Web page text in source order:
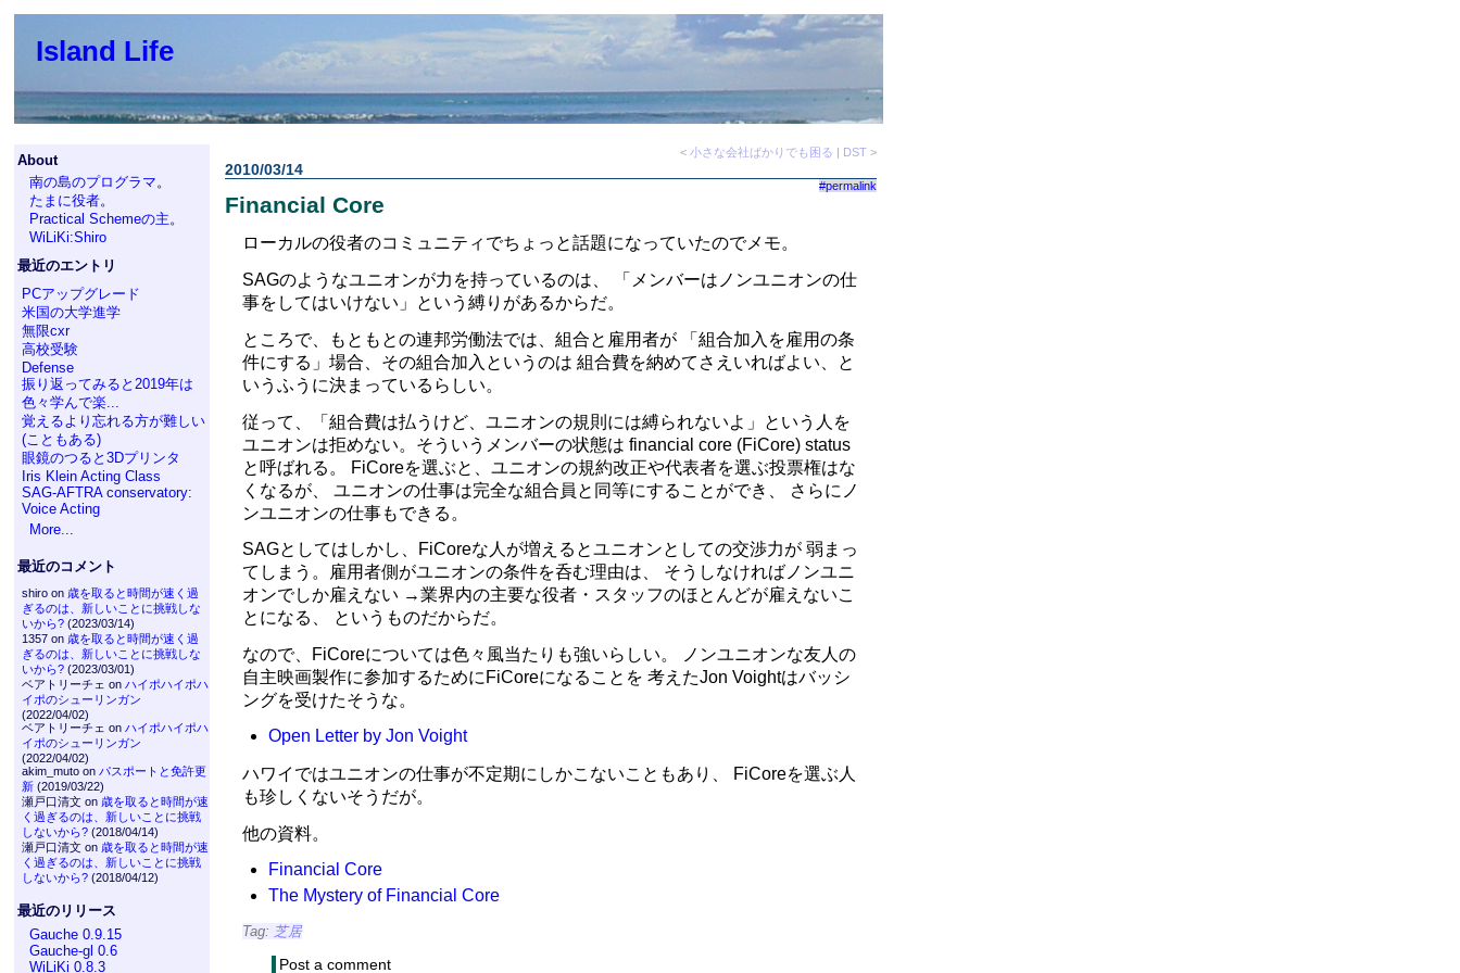
Island Life
About
南の島のプログラマ。
たまに役者。
Practical Schemeの主。
WiLiKi:Shiro
最近のエントリ
PCアップグレード
米国の大学進学
無限cxr
高校受験
Defense
振り返ってみると2019年は
色々学んで楽...
覚えるより忘れる方が難しい
(こともある)
眼鏡のつると3Dプリンタ
Iris Klein Acting Class
SAG-AFTRA conservatory:
Voice Acting
More...
最近のコメント
shiro on 歳を取ると時間が速く過
ぎるのは、新しいことに挑戦しな
いから?(2023/03/14)
1357 on 歳を取ると時間が速く過
ぎるのは、新しいことに挑戦しな
いから?(2023/03/01)
ベアトリーチェ on ハイポハイポハ
イポのシューリンガン
(2022/04/02)
ベアトリーチェ on ハイポハイポハ
イポのシューリンガン
(2022/04/02)
akim_muto on パスポートと免許更
新(2019/03/22)
瀬戸口清文 on 歳を取ると時間が速
く過ぎるのは、新しいことに挑戦
しないから?(2018/04/14)
瀬戸口清文 on 歳を取ると時間が速
く過ぎるのは、新しいことに挑戦
しないから?(2018/04/12)
最近のリリース
Gauche 0.9.15
Gauche-gl 0.6
WiLiKi 0.8.3
< 小さな会社ばかりでも困る DST>
2010/03/14
#permalink
Financial Core
ローカルの役者のコミュニティでちょっと話題になっていたのでメモ。
SAGのようなユニオンが力を持っているのは、 「メンバーはノンユニオンの仕
事をしてはいけない」という縛りがあるからだ。
ところで、もともとの連邦労働法では、組合と雇用者が 「組合加入を雇用の条
件にする」場合、その組合加入というのは 組合費を納めてさえいればよい、と
いうふうに決まっているらしい。
従って、「組合費は払うけど、ユニオンの規則には縛られないよ」という人を
ユニオンは拒めない。そういうメンバーの状態は financial core (FiCore) status
と呼ばれる。 FiCoreを選ぶと、ユニオンの規約改正や代表者を選ぶ投票権はな
くなるが、 ユニオンの仕事は完全な組合員と同等にすることができ、 さらにノ
ンユニオンの仕事もできる。
SAGとしてはしかし、FiCoreな人が増えるとユニオンとしての交渉力が 弱まっ
てしまう。雇用者側がユニオンの条件を呑む理由は、 そうしなければノンユニ
オンでしか雇えない →業界内の主要な役者・スタッフのほとんどが雇えないこ
とになる、 というものだからだ。
なので、FiCoreについては色々風当たりも強いらしい。 ノンユニオンな友人の
自主映画製作に参加するためにFiCoreになることを 考えたJon Voightはバッシ
ングを受けたそうな。
Open Letter by Jon Voight
ハワイではユニオンの仕事が不定期にしかこないこともあり、 FiCoreを選ぶ人
も珍しくないそうだが。
他の資料。
Financial Core
The Mystery of Financial Core
Tag: 芝居
Post a comment